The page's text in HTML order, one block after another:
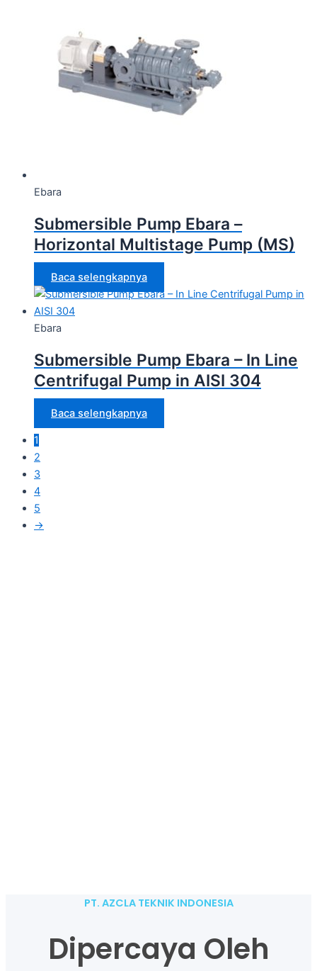
Ebara
Submersible Pump Ebara –
Horizontal Multistage Pump (MS)
Baca selengkapnya
Ebara
Submersible Pump Ebara – In Line
Centrifugal Pump in AISI 304
Baca selengkapnya
1
2
3
4
5
→
PT. AZCLA TEKNIK INDONESIA
Dipercaya Oleh